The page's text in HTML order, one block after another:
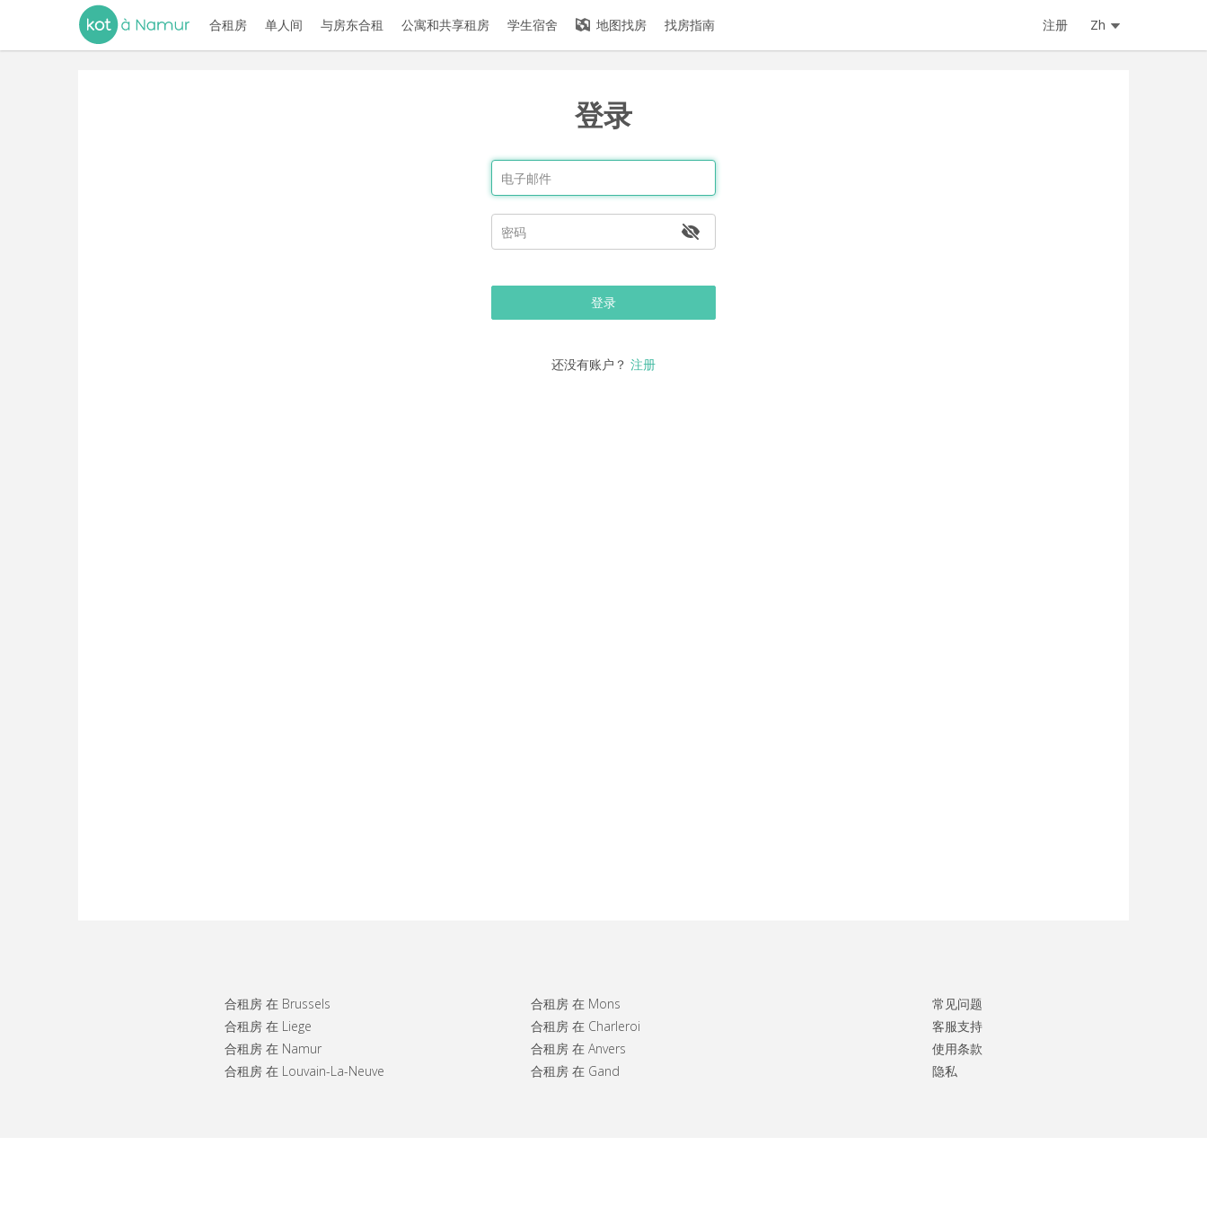
合租房 单人间 与房东合租 公寓和共享租房 学生宿舍 地图找房 找房指南 注册 Zh
登录
登录
还没有账户？ 注册
合租房 在 Brussels
合租房 在 Liege
合租房 在 Namur
合租房 在 Louvain-La-Neuve
合租房 在 Mons
合租房 在 Charleroi
合租房 在 Anvers
合租房 在 Gand
常见问题
客服支持
使用条款
隐私